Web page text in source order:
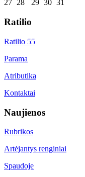
27 28 29 30 31
Ratilio
Ratilio 55
Parama
Atributika
Kontaktai
Naujienos
Rubrikos
Artėjantys renginiai
Spaudoje